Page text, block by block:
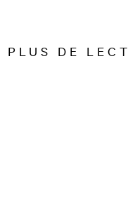
PLUS DE